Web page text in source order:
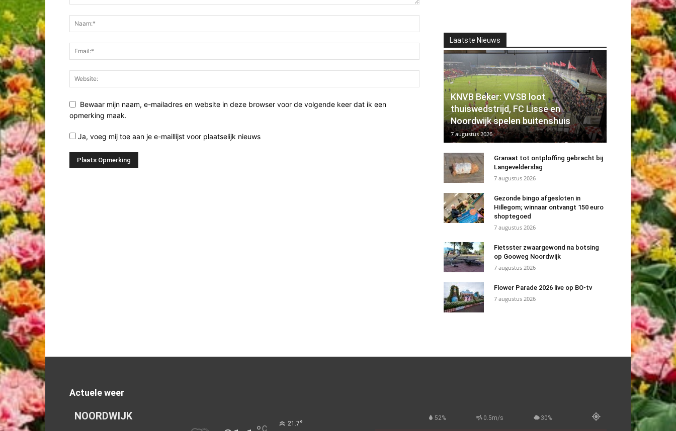
Bewaar mijn naam, e-mailadres en website in deze browser voor de volgende keer dat ik een
opmerking maak.
Ja, voeg mij toe aan je e-maillijst voor plaatselijk nieuws
Laatste Nieuws
KNVB Beker: VVSB loot
thuiswedstrijd, FC Lisse en
Noordwijk spelen buitenshuis
7 augustus 2026
Granaat tot ontploffing gebracht bij
Langevelderslag
7 augustus 2026
Gezonde bingo afgesloten in
Hillegom; winnaar ontvangt 150 euro
shoptegoed
7 augustus 2026
Fietsster zwaargewond na botsing
op Gooweg Noordwijk
7 augustus 2026
Flower Parade 2026 live op BO-tv
7 augustus 2026
Actuele weer
NOORDWIJK
C
21.7°
52% 0.5m/s 30%